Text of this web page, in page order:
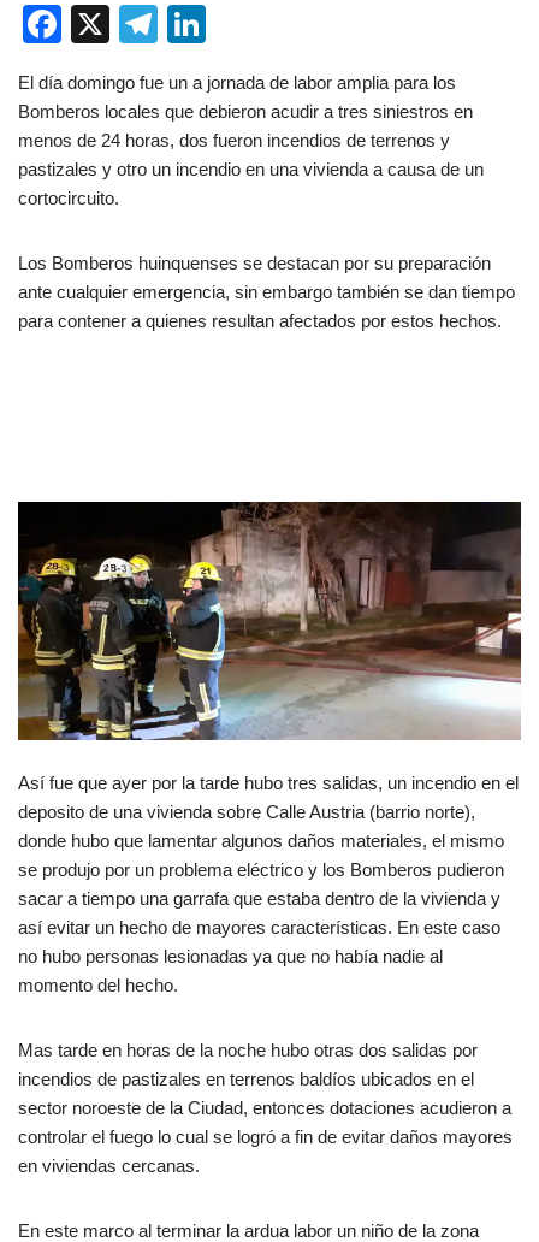
F
c
e
b
o
o
k
X
T
e
gr
a
k
e
dI
El día domingo fue un a jornada de labor amplia para los
Bomberos locales que debieron acudir a tres siniestros en
menos de 24 horas, dos fueron incendios de terrenos y
pastizales y otro un incendio en una vivienda a causa de un
cortocircuito.
Los Bomberos huinquenses se destacan por su preparación
ante cualquier emergencia, sin embargo también se dan tiempo
para contener a quienes resultan afectados por estos hechos.
Así fue que ayer por la tarde hubo tres salidas, un incendio en el
deposito de una vivienda sobre Calle Austria (barrio norte),
donde hubo que lamentar algunos daños materiales, el mismo
se produjo por un problema eléctrico y los Bomberos pudieron
sacar a tiempo una garrafa que estaba dentro de la vivienda y
así evitar un hecho de mayores características. En este caso
no hubo personas lesionadas ya que no había nadie al
momento del hecho.
Mas tarde en horas de la noche hubo otras dos salidas por
incendios de pastizales en terrenos baldíos ubicados en el
sector noroeste de la Ciudad, entonces dotaciones acudieron a
controlar el fuego lo cual se logró a fin de evitar daños mayores
en viviendas cercanas.
En este marco al terminar la ardua labor un niño de la zona